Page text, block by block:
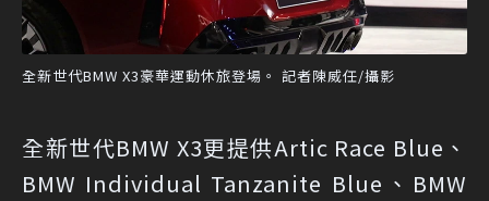
全新世代BMW X3豪華運動休旅登場。 記者陳威任/攝影
全新世代BMW X3更提供Artic Race Blue、
BMW Individual Tanzanite Blue、BMW